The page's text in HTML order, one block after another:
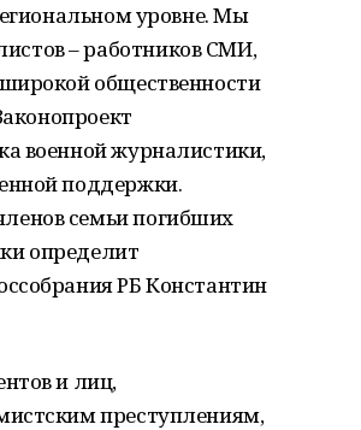
уровне. Мы
– работников СМИ,
общественности
военной журналистики,
поддержки.
семьи погибших
определит
РБ Константин
и лиц,
преступлениям,